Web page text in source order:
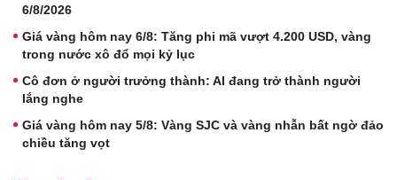
6/8/2026
Giá vàng hôm nay 6/8: Tăng phi mã vượt 4.200 USD, vàng
trong nước xô đổ mọi kỷ lục
Cô đơn ở người trưởng thành: AI đang trở thành người
lắng nghe
Giá vàng hôm nay 5/8: Vàng SJC và vàng nhẫn bất ngờ đảo
chiều tăng vọt